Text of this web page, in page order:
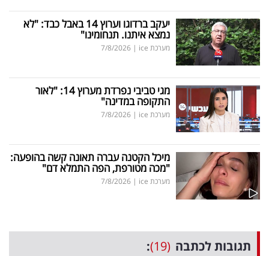
יעקב ברדוגו וערוץ 14 באבל כבד: "לא
נמצא איתנו. תנחומינו"
מערכת ice |
7/8/2026
מגי טביבי נפרדת מערוץ 14: "לאור
התקופה במדינה"
מערכת ice |
7/8/2026
מיכל הקטנה עברה תאונה קשה בהופעה:
"מכה מטורפת, הפה התמלא דם"
מערכת ice |
7/8/2026
תגובות לכתבה (19)
: